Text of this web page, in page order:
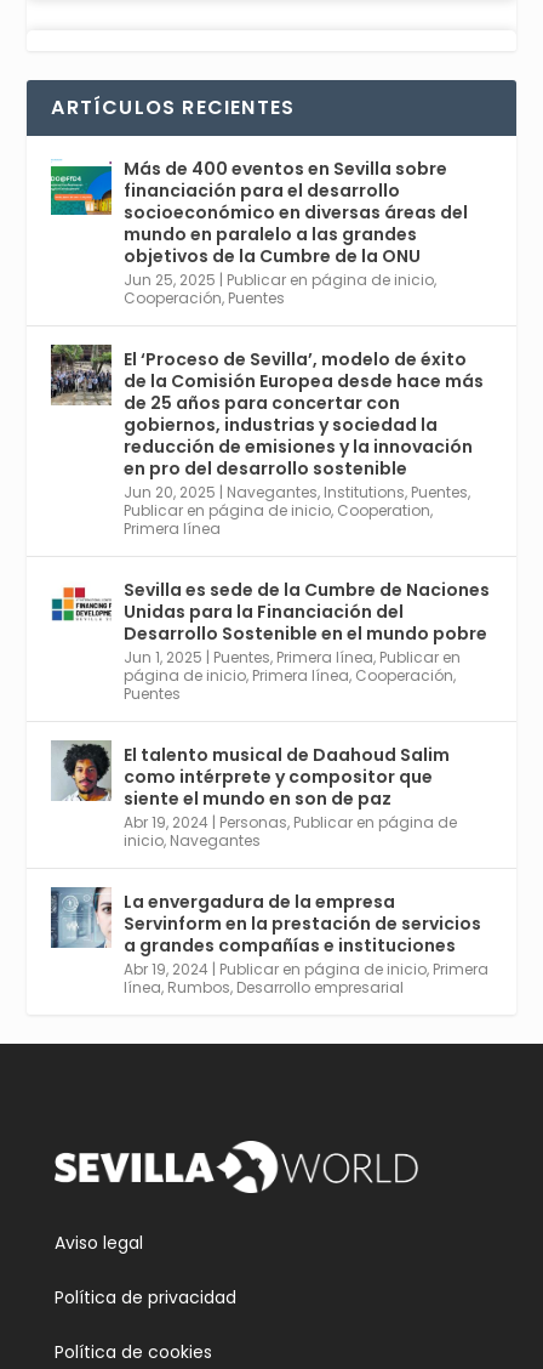
r
comienza en Sevilla este lunes 2 con la
Conferencia Internacional sobre Catálisis, y
con el Congreso de Parasitología. Del día 3 al
6, Congreso de Metodología de Ciencias
Sociales y la Salud; y los días 5 y 6 Jornadas
de Economía Industrial.
4
1 2 Twitter
Avata
r
Sevilla World @worldsevilla ·
21 May 2024
Conoce a @mvbim, la empresa sevillana
que ha sido pionera en España en el uso de
la tecnología BIM para digitalizar e
industrializar la arquitectura y la
construcción. Ver su dimensión
internacional en el reportaje de
@juanluispavon1 en @elCorreoWeb :
https://tinyurl.com/yfa2h55p
2 6 Twitter
Avata
Sevilla World @worldsevilla ·
30 Abr 2024
Aprovéchalo si vives en Sevilla capital o
provincia. Curso gratuito en Internet de las
Cosas, Inteligencia Artificial y Smart Cities
plazo acaba el 2 de mayo. Dota de gran
empleabilidad. Ver y enlace a inscripción:
https://tinyurl.com/yu5xhwjr
ARTÍCULOS RECIENTES
Más de 400 eventos en Sevilla sobre
financiación para el desarrollo
socioeconómico en diversas áreas del
mundo en paralelo a las grandes
objetivos de la Cumbre de la ONU
Jun 25, 2025 | Publicar en página de inicio,
Cooperación, Puentes
El ‘Proceso de Sevilla’, modelo de éxito
de la Comisión Europea desde hace más
de 25 años para concertar con
gobiernos, industrias y sociedad la
reducción de emisiones y la innovación
en pro del desarrollo sostenible
Jun 20, 2025 | Navegantes, Institutions, Puentes,
Publicar en página de inicio, Cooperation,
Primera línea
Sevilla es sede de la Cumbre de Naciones
Unidas para la Financiación del
Desarrollo Sostenible en el mundo pobre
Jun 1, 2025 | Puentes, Primera línea, Publicar en
página de inicio, Primera línea, Cooperación,
Puentes
El talento musical de Daahoud Salim
como intérprete y compositor que
siente el mundo en son de paz
Abr 19, 2024 | Personas, Publicar en página de
inicio, Navegantes
La envergadura de la empresa
Servinform en la prestación de servicios
a grandes compañías e instituciones
Abr 19, 2024 | Publicar en página de inicio, Primera
línea, Rumbos, Desarrollo empresarial
Aviso legal
Política de privacidad
Política de cookies